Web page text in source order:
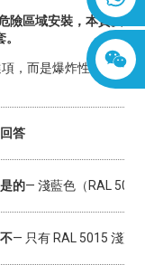
險區域安裝，本質安
，而是爆炸性環境
回答
是的— 淺藍色（RAL 5015
不— 只有 RAL 5015 淺藍